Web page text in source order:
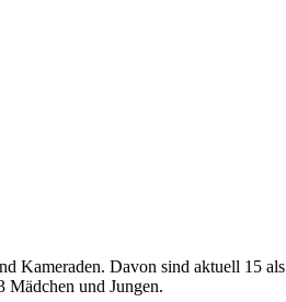
Kameraden. Davon sind aktuell 15 als
Mädchen und Jungen.